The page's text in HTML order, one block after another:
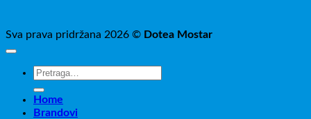
Sva prava pridržana 2026 © Dotea Mostar
Pretraži:
Home
Brandovi